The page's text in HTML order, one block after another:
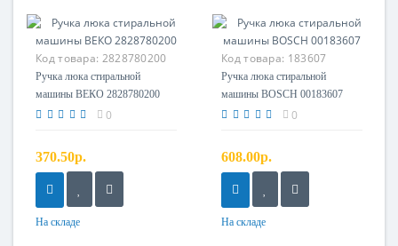
Код товара: 2828780200
Ручка люка стиральной
машины ВЕКО 2828780200
0
370.50р.
На складе
Код товара: 183607
Ручка люка стиральной
машины BOSCH 00183607
0
608.00р.
На складе